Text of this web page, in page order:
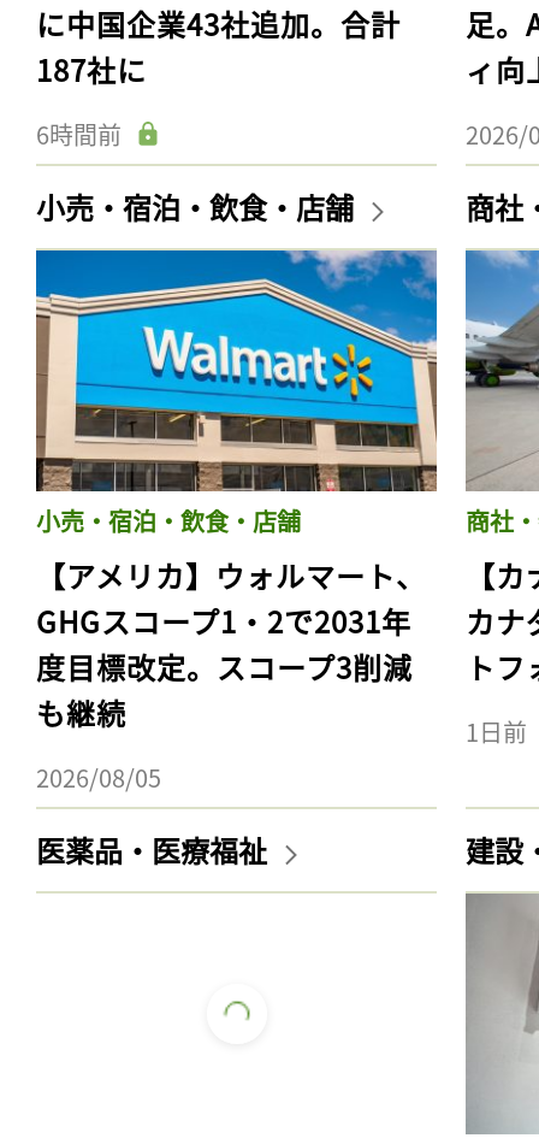
に中国企業43社追加。合計
187社に
6時間前
足。
ィ向
2026/
小売・宿泊・飲食・店舗
小売・宿泊・飲食・店舗
【アメリカ】ウォルマート、
GHGスコープ1・2で2031年
度目標改定。スコープ3削減
も継続
2026/08/05
商社
商社
【
カナ
ト
1日前
医薬品・医療福祉 建設